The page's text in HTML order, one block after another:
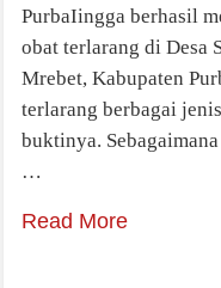
PurbaIingga berhasil
obat terlarang di Desa
Mrebet, Kabupaten
terlarang berbagai
buktinya.
…
Read More